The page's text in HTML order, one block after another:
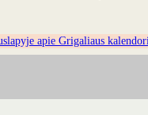
apie Grigaliaus